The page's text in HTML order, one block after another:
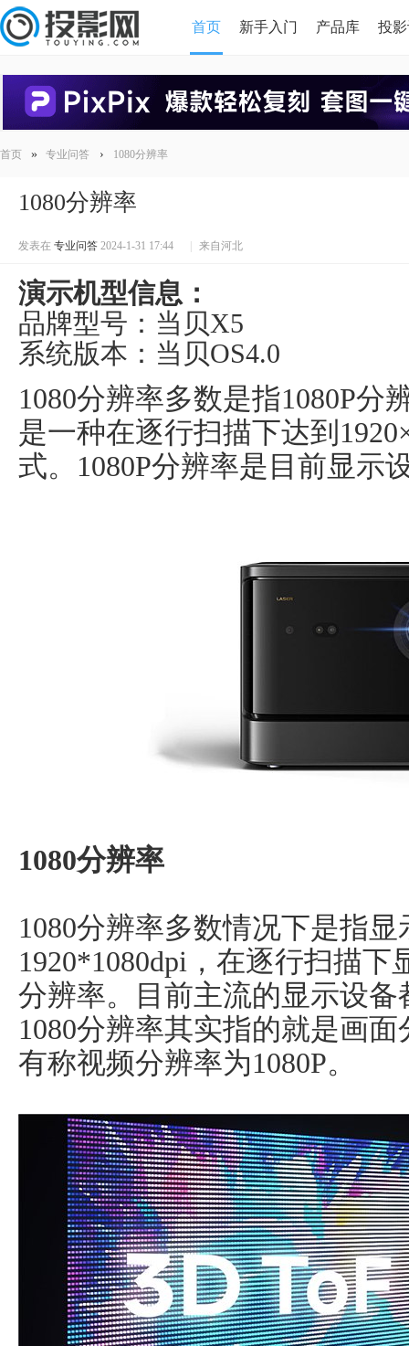
首页 新手入门 产品库 投
首页 » 专业问答 › 1080分辨率
1080分辨率
发表在 专业问答 2024-1-31 17:44 来自河北
演示机型信息：
品牌型号：当贝X5
系统版本：当贝OS4.0
1080分辨率多数是指1080P分
是一种在逐行扫描下达到
式。1080P分辨率是目前显示
1080分辨率
1080分辨率多数情况下是指
1920*1080dpi，在逐行扫描下
分辨率。目前主流的显示设备
1080分辨率其实指的就是画
有称视频分辨率为1080P。